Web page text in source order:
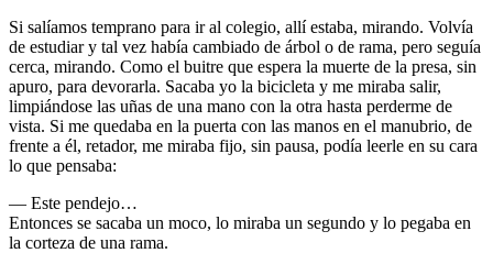
Si salíamos temprano para ir al colegio, allí estaba, mirando. Volvía
de estudiar y tal vez había cambiado de árbol o de rama, pero seguía
cerca, mirando. Como el buitre que espera la muerte de la presa, sin
apuro, para devorarla. Sacaba yo la bicicleta y me miraba salir,
limpiándose las uñas de una mano con la otra hasta perderme de
vista. Si me quedaba en la puerta con las manos en el manubrio, de
frente a él, retador, me miraba fijo, sin pausa, podía leerle en su cara
lo que pensaba:
— Este pendejo…
Entonces se sacaba un moco, lo miraba un segundo y lo pegaba en
la corteza de una rama.